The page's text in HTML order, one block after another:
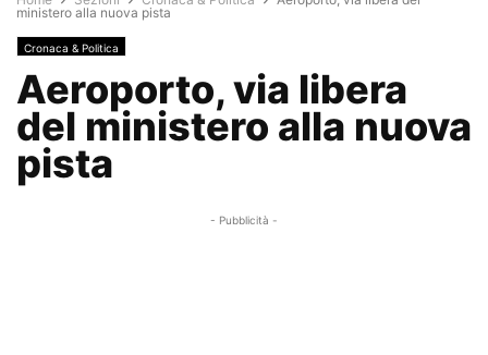
ministero alla nuova pista
Cronaca & Politica
Aeroporto, via libera
del ministero alla nuova
pista
- Pubblicità -